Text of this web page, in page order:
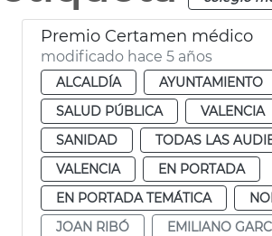
Premio Certamen médico
modificado hace 5 años
ALCALDÍA
AYUNTAMIENTO
SALUD PÚBLICA
VALENCIA
SANIDAD
TODAS LAS
VALENCIA
EN PORTADA
EN PORTADA TEMÁTICA
JOAN RIBÓ
EMILIANO